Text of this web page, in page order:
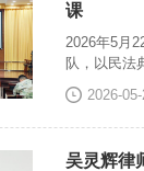
课
2026年5月
队，以民法
2026-
吴灵辉律